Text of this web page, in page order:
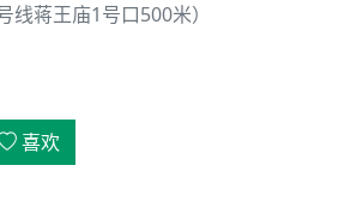
线蒋王庙1号口500米）
喜欢